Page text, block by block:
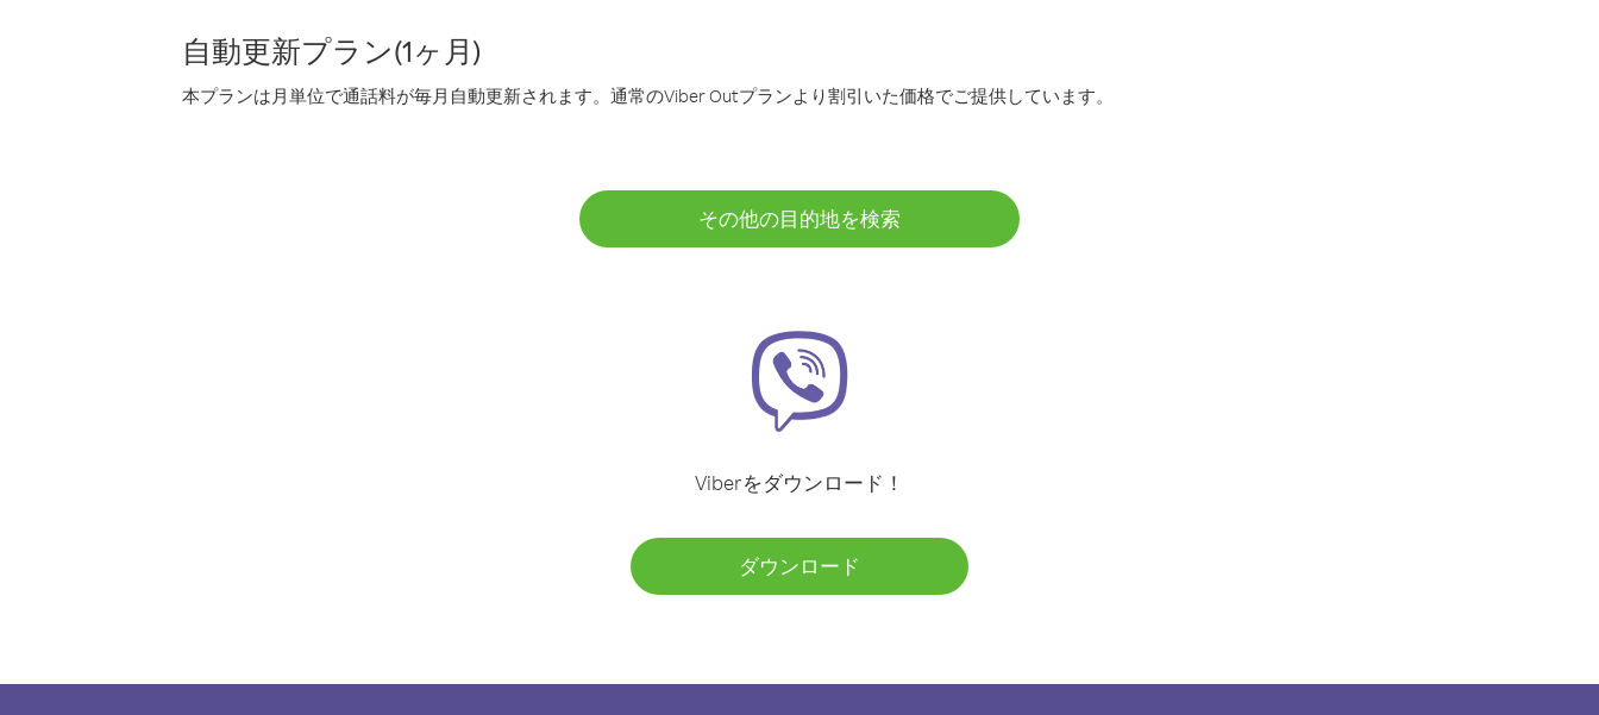
自動更新プラン(1ヶ月)
本プランは月単位で通話料が毎月自動更新されます。通常のViber Outプランより割引いた価格でご提供しています。
その他の目的地を検索
Viberをダウンロード！
ダウンロード